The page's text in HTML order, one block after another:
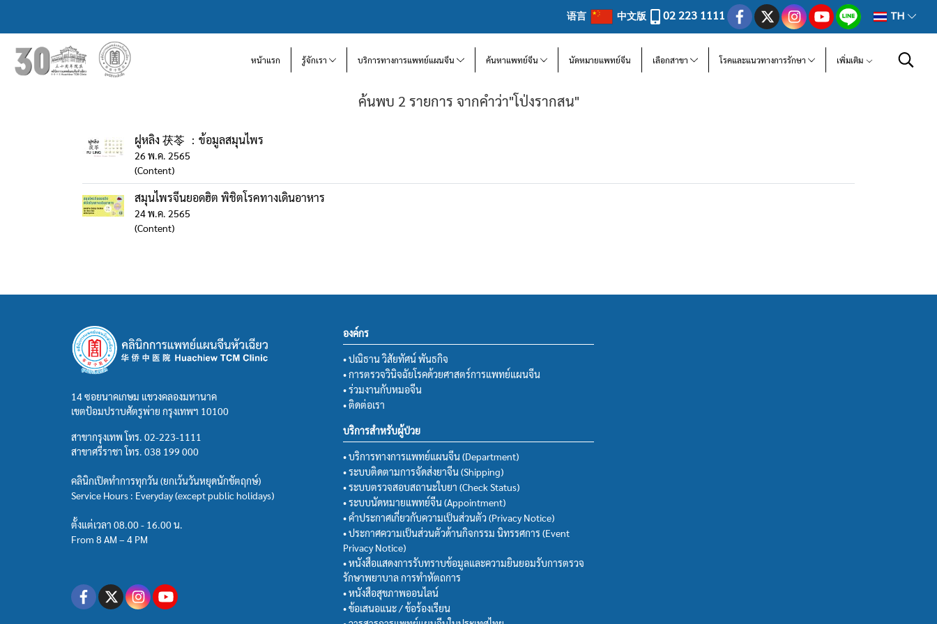
语言 中文版 02 223 1111 TH
หน้าแรก รู้จักเรา บริการทางการแพทย์แผนจีน ค้นหาแพทย์จีน นัดหมายแพทย์จีน เลือกสาขา โรคและแนวทางการรักษา เพิ่มเติม
ค้นพบ 2 รายการ จากคำว่า"โป่งรากสน"
ฝูหลิง 茯苓 ：ข้อมูลสมุนไพร
26 พ.ค. 2565
(Content)
สมุนไพรจีนยอดฮิต พิชิตโรคทางเดินอาหาร
24 พ.ค. 2565
(Content)
14 ซอยนาคเกษม แขวงคลองมหานาค
เขตป้อมปราบศัตรูพ่าย กรุงเทพฯ 10100
สาขากรุงเทพ โทร. 02-223-1111
สาขาศรีราชา โทร. 038 199 000
คลินิกเปิดทำการทุกวัน (ยกเว้นวันหยุดนักขัตฤกษ์)
Service Hours : Everyday (except public holidays)
ตั้งแต่เวลา 08.00 - 16.00 น.
From 8 AM – 4 PM
องค์กร
• ปณิธาน วิสัยทัศน์ พันธกิจ
• การตรวจวินิจฉัยโรคด้วยศาสตร์การแพทย์แผนจีน
• ร่วมงานกับหมอจีน
• ติดต่อเรา
บริการสำหรับผู้ป่วย
• บริการทางการแพทย์แผนจีน (Department)
• ระบบติดตามการจัดส่งยาจีน (Shipping)
• ระบบตรวจสอบสถานะใบยา (Check Status)
• ระบบนัดหมายแพทย์จีน (Appointment)
• คำประกาศเกี่ยวกับความเป็นส่วนตัว (Privacy Notice)
• ประกาศความเป็นส่วนตัวด้านกิจกรรม นิทรรศการ (Event
Privacy Notice)
• หนังสือแสดงการรับทราบข้อมูลและความยินยอมรับการตรวจ
รักษาพยาบาล การทำหัตถการ
• หนังสือสุขภาพออนไลน์
• ข้อเสนอแนะ / ข้อร้องเรียน